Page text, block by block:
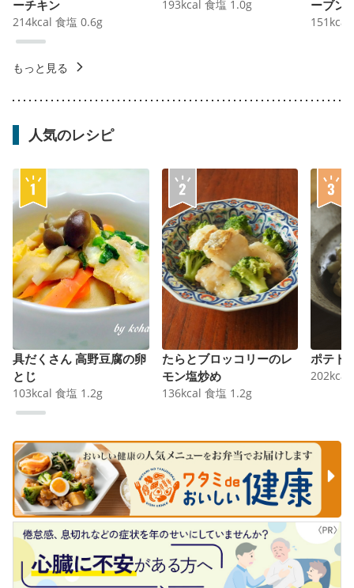
ーチキン
214kcal 食塩 0.6g
193kcal 食塩 1.0g ーブン
151 kcal
もっと見る
人気のレシピ
具だくさん 高野豆腐の卵
とじ
103kcal 食塩 1.2g
たらとブロッコリーのレ
モン塩炒め
136kcal 食塩 1.2g
ポテト
202kcal